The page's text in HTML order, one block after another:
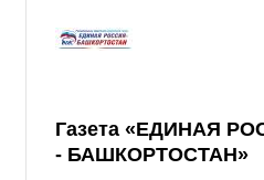
Газета «ЕДИНАЯ
- БАШКОРТОСТАН»